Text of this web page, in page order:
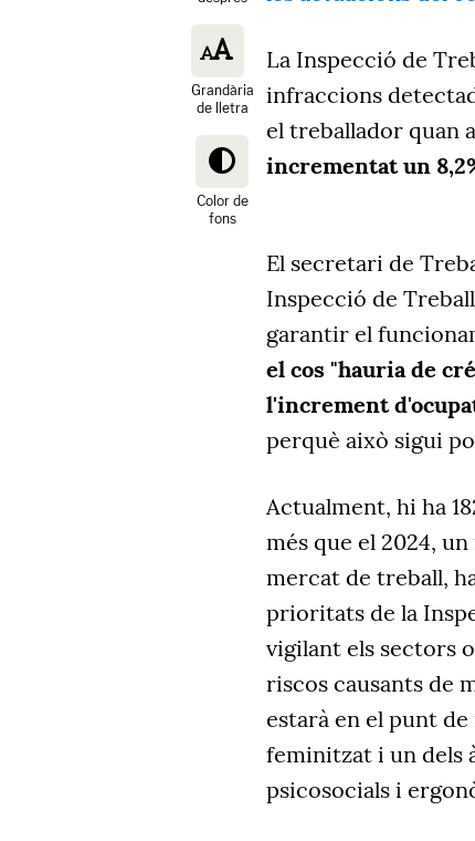
Grandària
de lletra
Color de
fons
La Inspecció de
infraccions
el treballador quan
incrementat un
El secretari de
Inspecció de
garantir el
el cos "hauria de
l'increment
perquè això sigui
Actualment, hi ha
més que el 2024,
mercat de treball,
prioritats de la
vigilant els sectors
riscos causants de
estarà en el punt
feminitzat i un dels
psicosocials i